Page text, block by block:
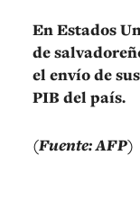
En Estados
de
el envío de
PIB del país.
(Fuente: AFP)